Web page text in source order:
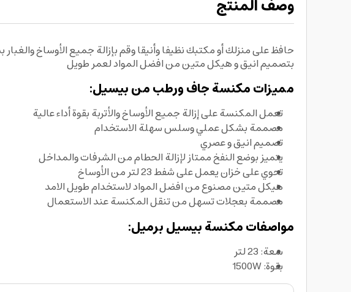
وصف المنتج
بتصميم انيق و هيكل متين من افضل المواد لعمر طويل
مميزات مكنسة جاف ورطب من بيسيل:
تعمل المكنسة على إزالة جميع الأوساخ والأتربة بقوة أداء عالية
مصممة بشكل عملي وسلس سهلة الاستخدام
تصميم انيق و عصري
يتميز بوضع النفخ ممتاز لإزالة الحطام من الشرفات والمداخل
تحوي على خزان يعمل على شفط 23 لتر من الأوساخ
هيكل متين مصنوع من افضل المواد لاستخدام طويل الامد
مصممة بعجلات تسهل من تنقل المكنسة عند الاستعمال
مواصفات مكنسة بيسيل برميل:
سعة: 23 لتر
بقوة: 1500W